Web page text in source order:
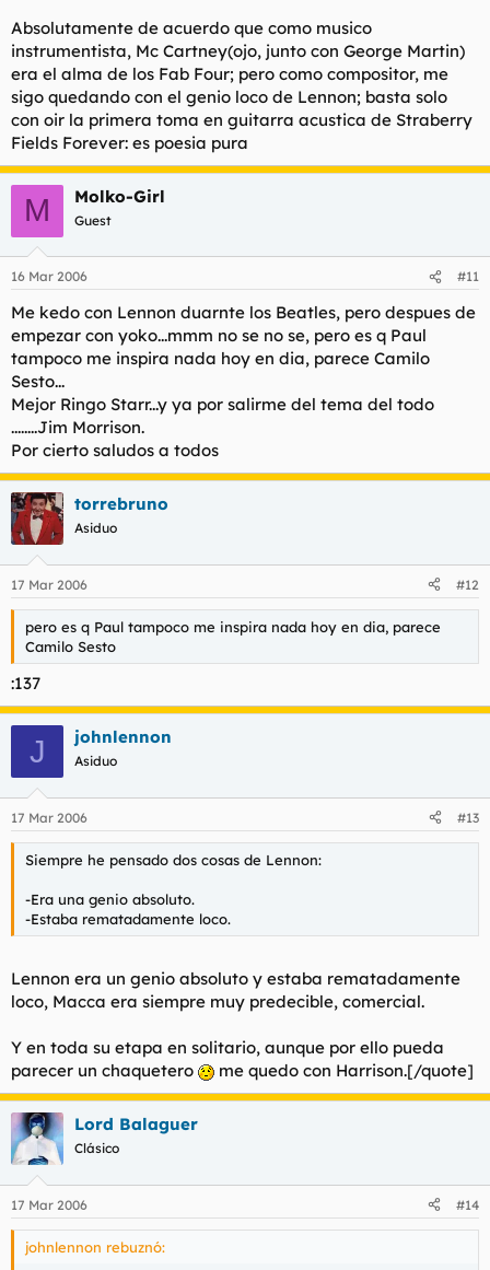
Absolutamente de acuerdo que como musico
instrumentista, Mc Cartney(ojo, junto con George Martin)
era el alma de los Fab Four; pero como compositor, me
sigo quedando con el genio loco de Lennon; basta solo
con oir la primera toma en guitarra acustica de Straberry
Fields Forever: es poesia pura
M Molko-Girl
Guest
16 Mar 2006 #11
Me kedo con Lennon duarnte los Beatles, pero despues de
empezar con yoko...mmm no se no se, pero es q Paul
tampoco me inspira nada hoy en dia, parece Camilo
Sesto...
Mejor Ringo Starr...y ya por salirme del tema del todo
........Jim Morrison.
Por cierto saludos a todos
torrebruno
Asiduo
17 Mar 2006 #12
pero es q Paul tampoco me inspira nada hoy en dia, parece
Camilo Sesto
:137
J johnlennon
Asiduo
17 Mar 2006 #13
Siempre he pensado dos cosas de Lennon:
-Era una genio absoluto.
-Estaba rematadamente loco.
Lennon era un genio absoluto y estaba rematadamente
loco, Macca era siempre muy predecible, comercial.
Y en toda su etapa en solitario, aunque por ello pueda
parecer un chaquetero
me quedo con Harrison.[/quote]
Lord Balaguer
Clásico
17 Mar 2006 #14
johnlennon rebuznó: